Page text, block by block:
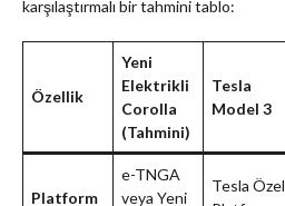
karşılaştırmalı bir tahmini tablo:
Özellik
Yeni
Elektrikli
Corolla
(Tahmini)
Tesla
Model 3
Platform
e-TNGA
veya Yeni
Tesla Özel